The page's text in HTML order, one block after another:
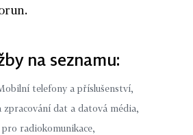
na seznamu:
telefony a příslušenství,
zpracování dat a datová média,
radiokomunikace,